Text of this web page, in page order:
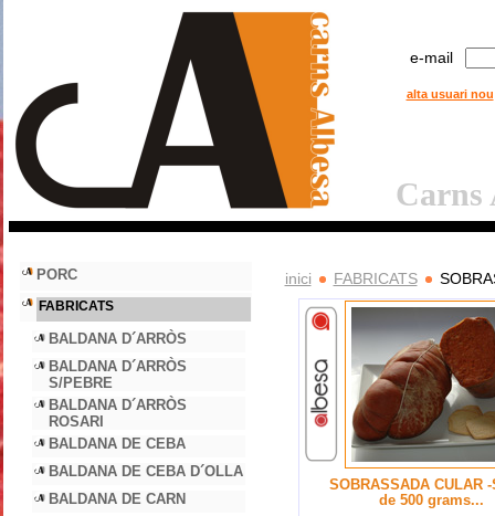
e-mail
alta usuari nou
Carns
inici FABRICATS
SOBRASSADA CULAR -
de 500 grams...
PORC
FABRICATS
BALDANA D´ARRÒS
BALDANA D´ARRÒS
S/PEBRE
BALDANA D´ARRÒS
ROSARI
BALDANA DE CEBA
BALDANA DE CEBA D´OLLA
BALDANA DE CARN